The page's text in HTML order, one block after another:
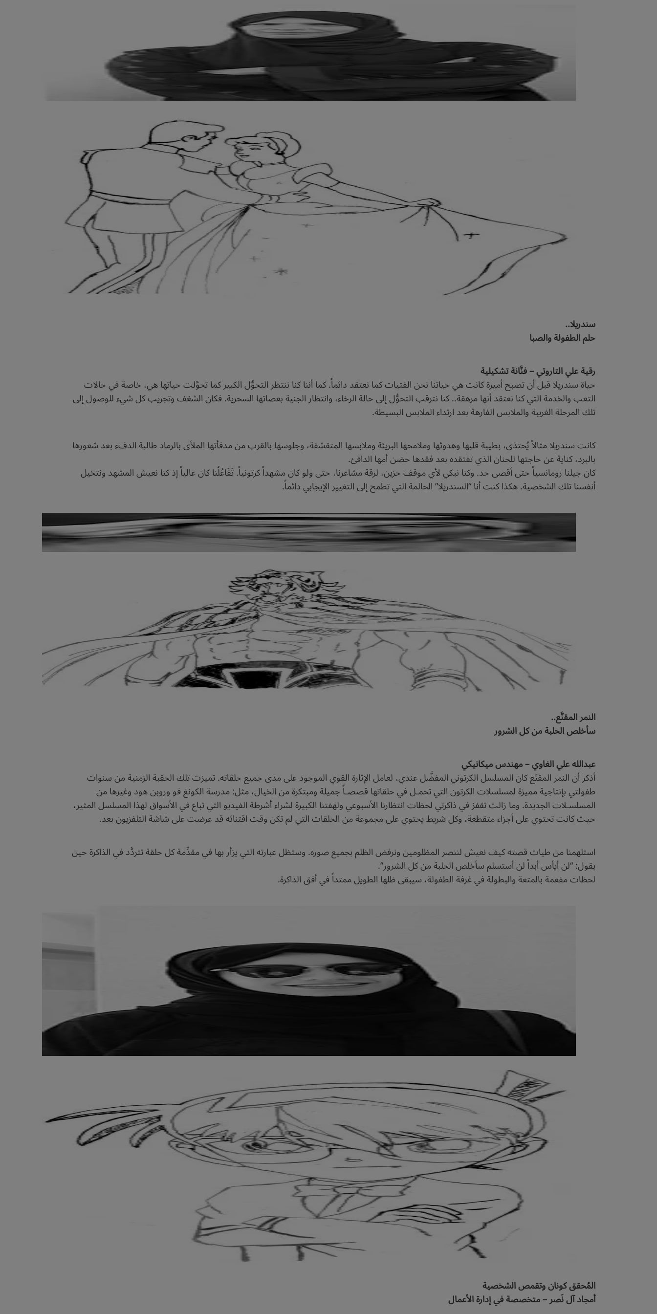
سندريلا..
حلم الطفولة والصبا
رقية علي التاروتي – فنَّانة تشكيلية
حياة سندريلا قبل أن تصبح أميرة كانت هي حياتنا نحن الفتيات كما نعتقد دائماً. كما أننا كنا ننتظر التحوُّل الكبير كما تحوَّلت حياتها هي، خاصة في حالات
التعب والخدمة التي كنا نعتقد أنها مرهقة.. كنا نترقب التحوُّل إلى حالة الرخاء، وانتظار الجنية بعصاتها السحرية. فكان الشغف وتجريب كل شيء للوصول إلى
تلك المرحلة الغريبة والملابس الفارهة بعد ارتداء الملابس البسيطة.
كانت سندريلا مثالاً يُحتذى، بطيبة قلبها وهدوئها وملامحها البريئة وملابسها المتقشفة، وجلوسها بالقرب من مدفأتها الملأى بالرماد طالبة الدفء بعد شعورها
بالبرد، كناية عن حاجتها للحنان الذي تفتقده بعد فقدها حضن أمها الدافئ.
كان جيلنا رومانسياً حتى أقصى حد. وكنا نبكي لأي موقف حزين، لرقة مشاعرنا، حتى ولو كان مشهداً كرتونياً. تَفَاعُلُنا كان عالياً إذ كنا نعيش المشهد ونتخيل
أنفسنا تلك الشخصية. هكذا كنت أنا “السندريلا” الحالمة التي تطمح إلى التغيير الإيجابي دائماً.
النمر المقنَّع..
سأخلص الحلبة من كل الشرور
عبدالله علي الغاوي – مهندس ميكانيكي
أذكر أن النمر المقنّع كان المسلسل الكرتوني المفضَّل عندي، لعامل الإثارة القوي الموجود على مدى جميع حلقاته. تميزت تلك الحقبة الزمنية من سنوات
طفولتي بإنتاجية مميزة لمسلسلات الكرتون التي تحمـل في حلقاتها قصصـاً جميلة ومبتكرة من الخيال، مثل: مدرسة الكونغ فو وروبن هود وغيرها من
المسلسـلات الجديدة. وما زالت تقفز في ذاكرتي لحظات انتظارنا الأسبوعي ولهفتنا الكبيرة لشراء أشرطة الفيديو التي تباع في الأسواق لهذا المسلسل المثير،
حيث كانت تحتوي على أجزاء متقطعة، وكل شريط يحتوي على مجموعة من الحلقات التي لم تكن وقت اقتنائه قد عرضت على شاشة التلفزيون بعد.
استلهمنا من طيات قصته كيف نعيش لننصر المظلومين ونرفض الظلم بجميع صوره. وستظل عبارته التي يزأر بها في مقدِّمة كل حلقة تتردَّد في الذاكرة حين
يقول: “لن أيأس أبداً لن أستسلم سأخلص الحلبة من كل الشرور”.
لحظات مفعمة بالمتعة والبطولة في غرفة الطفولة، سيبقى ظلها الطويل ممتداً في أفق الذاكرة.
المُحقق كونان وتقمص الشخصية
أمجاد آل نَصر – متخصصة في إدارة الأعمال